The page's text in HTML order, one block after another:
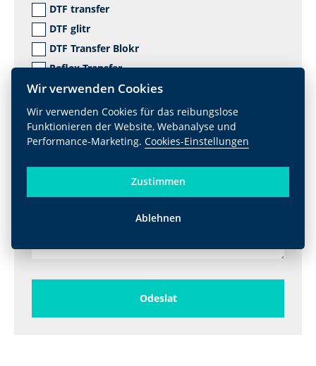
DTF transfer
DTF glitr
DTF Transfer Blokr
Reflex Transfer
Holographic Transfer
Glow Transfer
Nášivky a etikety
Glitr
Odeslat
Wir verwenden Cookies
Wir verwenden Cookies für das reibungslose
Funktionieren der Website, Webanalyse und
Performance-Marketing.Cookies-Einstellungen
Zustimmen
Ablehnen